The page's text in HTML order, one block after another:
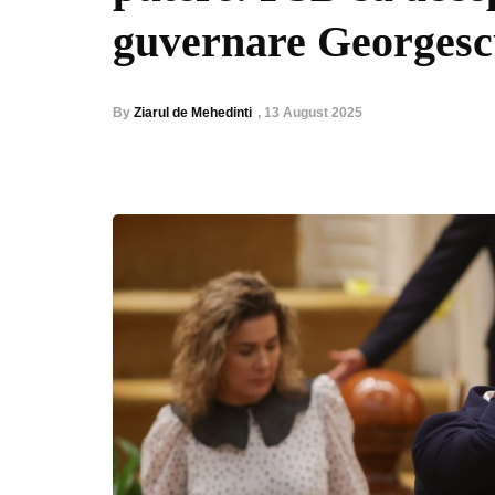
guvernare
By Ziarul de Mehedinti , 13 August 2025